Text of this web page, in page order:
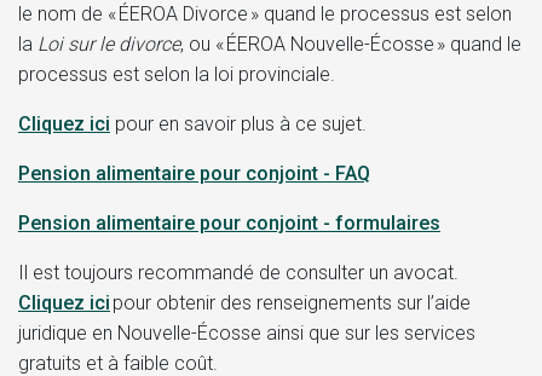
le nom de « ÉEROA Divorce » quand le processus est selon
la Loi sur le divorce, ou « ÉEROA Nouvelle-Écosse » quand le
processus est selon la loi provinciale.
Cliquez ici pour en savoir plus à ce sujet.
Pension alimentaire pour conjoint - FAQ
Pension alimentaire pour conjoint - formulaires
Il est toujours recommandé de consulter un avocat.
Cliquez ici pour obtenir des renseignements sur l’aide
juridique en Nouvelle-Écosse ainsi que sur les services
gratuits et à faible coût.